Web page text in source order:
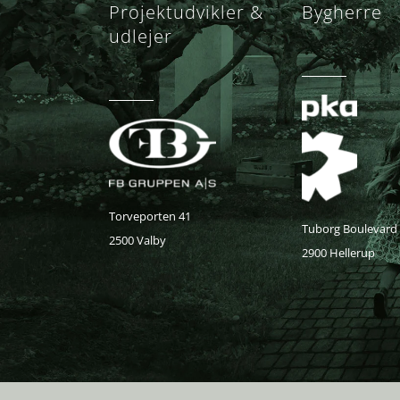
Projektudvikler &
udlejer
Torveporten 41
2500 Valby
Bygherre
Tuborg Boulevard
2900 Hellerup